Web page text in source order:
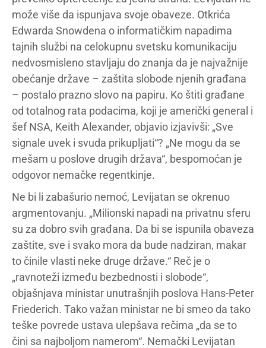
može više da ispunjava svoje obaveze. Otkrića
Edwarda Snowdena o informatičkim napadima
tajnih službi na celokupnu svetsku komunikaciju
nedvosmisleno stavljaju do znanja da je najvažnije
obećanje države – zaštita slobode njenih građana
– postalo prazno slovo na papiru. Ko štiti građane
od totalnog rata podacima, koji je američki general i
šef NSA, Keith Alexander, objavio izjavivši: „Sve
signale uvek i svuda prikupljati“? „Ne mogu da se
mešam u poslove drugih država“, bespomoćan je
odgovor nemačke regentkinje.
Ne bi li zabašurio nemoć, Levijatan se okrenuo
argmentovanju. „Milionski napadi na privatnu sferu
su za dobro svih građana. Da bi se ispunila obaveza
zaštite, sve i svako mora da bude nadziran, makar
to činile vlasti neke druge države.“ Reč je o
„ravnoteži između bezbednosti i slobode“,
objašnjava ministar unutrašnjih poslova Hans-Peter
Friederich. Tako važan ministar ne bi smeo da tako
teške povrede ustava ulepšava rečima „da se to
čini sa najboljom namerom“. Nemački Levijatan